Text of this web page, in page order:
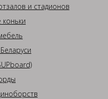
и стадионов